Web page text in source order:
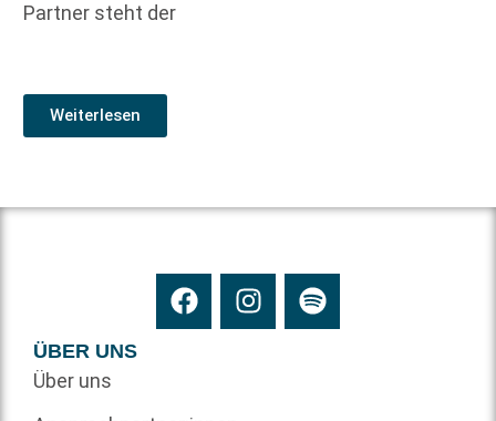
Partner steht der
Weiterlesen
ÜBER UNS
Über uns